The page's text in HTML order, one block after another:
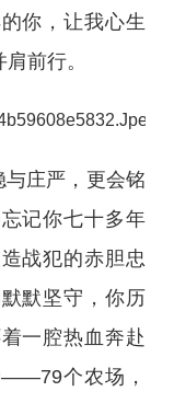
你，让我心生
前行。
庄严，更会铭
记你七十多年
战犯的赤胆忠
默坚守，你历
一腔热血奔赴
个农场，